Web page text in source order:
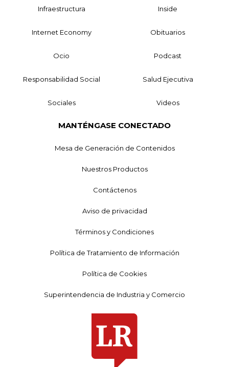
Infraestructura Inside
Internet Economy Obituarios
Ocio Podcast
Responsabilidad Social Salud Ejecutiva
Sociales Videos
MANTÉNGASE CONECTADO
Mesa de Generación de Contenidos
Nuestros Productos
Contáctenos
Aviso de privacidad
Términos y Condiciones
Política de Tratamiento de Información
Política de Cookies
Superintendencia de Industria y Comercio